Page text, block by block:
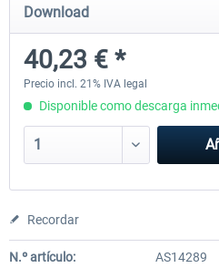
Download
40,23 € *
Precio incl. 21% IVA legal
Disponible como descarga
Recordar
N.º artículo:
AS14289